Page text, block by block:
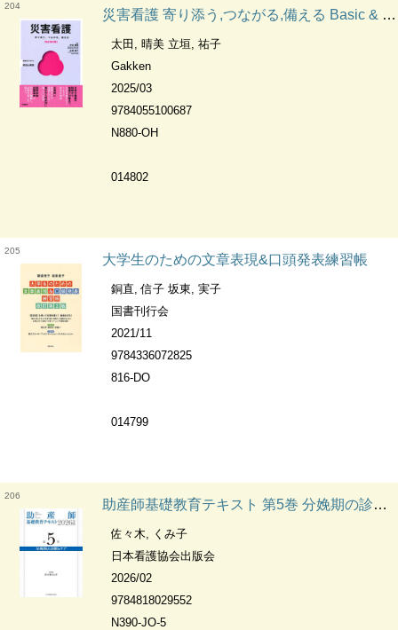
204
災害看護 寄り添う,つながる,備える Basic & Practice 看護学テキスト 統合と実践
太田, 晴美 立垣, 祐子
Gakken
2025/03
9784055100687
N880-OH
014802
205
大学生のための文章表現&口頭発表練習帳
銅直, 信子 坂東, 実子
国書刊行会
2021/11
9784336072825
816-DO
014799
206
助産師基礎教育テキスト 第5巻 分娩期の診断とケア Basic Education of Midwife.
佐々木, くみ子
日本看護協会出版会
2026/02
9784818029552
N390-JO-5